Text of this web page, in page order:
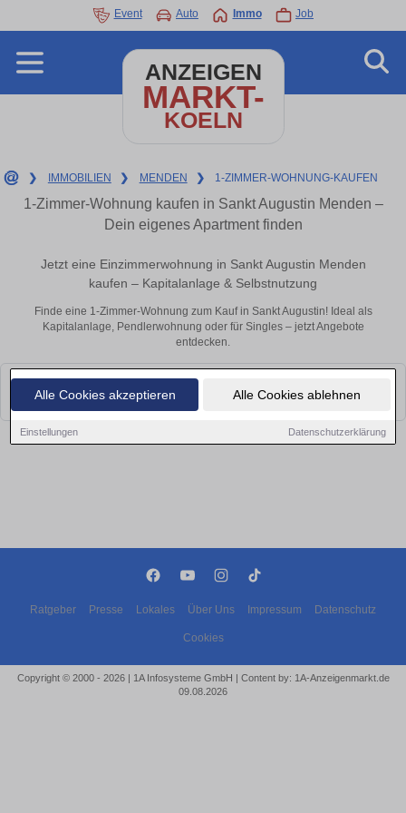
Alle Cookies akzeptieren Alle Cookies ablehnen
Einstellungen Datenschutzerklärung
Event Auto Immo Job
ANZEIGEN
MARKT-
KOELN
❯ IMMOBILIEN ❯ MENDEN ❯ 1-ZIMMER-WOHNUNG-KAUFEN
1-Zimmer-Wohnung kaufen in Sankt Augustin Menden –
Dein eigenes Apartment finden
Jetzt eine Einzimmerwohnung in Sankt Augustin Menden
kaufen – Kapitalanlage & Selbstnutzung
Finde eine 1-Zimmer-Wohnung zum Kauf in Sankt Augustin! Ideal als
Kapitalanlage, Pendlerwohnung oder für Singles – jetzt Angebote
entdecken.
Leider konnten wir derzeit keine passenden Objekte finden. Schauen Sie
bald wieder vorbei!
Ratgeber Presse Lokales Über Uns Impressum Datenschutz
Cookies
Copyright © 2000 - 2026 | 1A Infosysteme GmbH | Content by: 1A-Anzeigenmarkt.de
09.08.2026